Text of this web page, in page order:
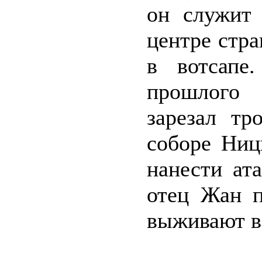
он служит
центре
в
прошлого
зарезал
соборе
нанести
отец Жан
выживают в